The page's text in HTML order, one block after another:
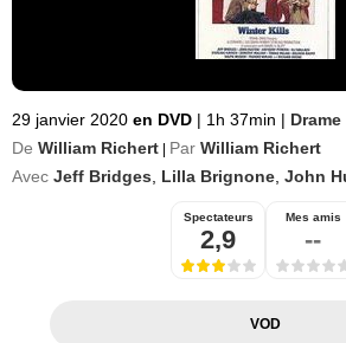
29 janvier 2020 en DVD | 1h 37min | Drame
De William Richert Par William Richert
Avec Jeff Bridges Lilla Brignone John
Spectateurs
2,9
Mes amis
--
VOD